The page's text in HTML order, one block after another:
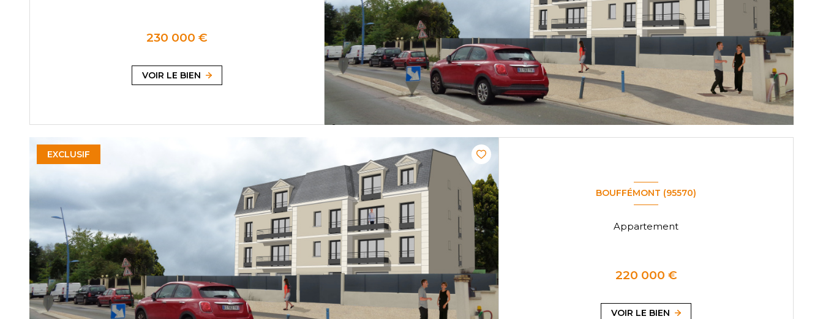
230 000 €
VOIR LE BIEN
EXCLUSIF
BOUFFÉMONT (95570)
Appartement
220 000 €
VOIR LE BIEN